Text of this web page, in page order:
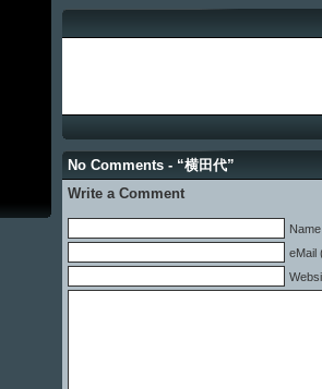
No Comments - “横田代”
Write a Comment
eMail